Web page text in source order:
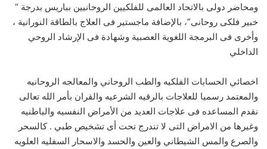
ومحاضر دولى بالاتحاد العالمى للفلكيين الروحانيين بباريس بدرجة “
خبير فلكى روحانى”، بالإضافة ماجستير فى العلاج بالطاقة النورانية ،
وأخرى فى البرمجة اللغوية العصبية وشهادة فى الإرشاد الروحي
الداخلي
اخصائي الحسابات الفلكيه والطب الروحاني والمعالجه الروحانيه
والمعتمد رسميا للعلاجات بالرقيه الشرعيه والقران بأمر الله تعالى
نقدم المساعده فى علاجات العديد من الأمراض النفسيه والباطنيه
وغيرها من الامراض التى لا تندرج تحت أى تشخيص طبي . كالسحر
والصرع والمس الشيطاني والعين والحسد والاسحار السفليه العلويه